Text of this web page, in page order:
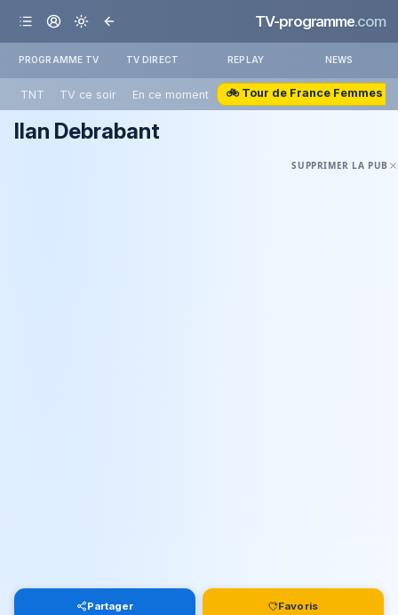
TV-programme.com
PROGRAMME TV TV DIRECT REPLAY NEWS
TNT TV ce soir En ce moment 🚲 Tour de France Femmes
Ilan Debrabant
SUPPRIMER LA PUB
Partager Favoris